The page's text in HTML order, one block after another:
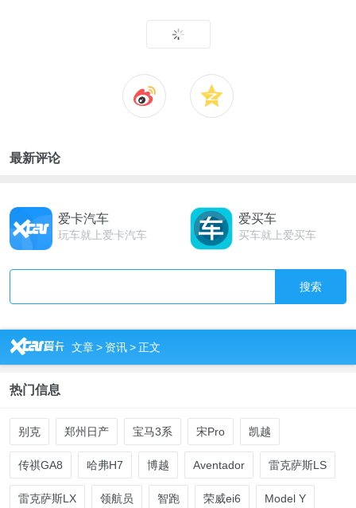
最新评论
爱卡汽车
玩车就上爱卡汽车
爱买车
买车就上爱买车
搜索
R 文章> 资讯>正文
热门信息
别克 郑州日产 宝马3系 宋Pro 凯越
传祺GA8 哈弗H7 博越 Aventador 雷克萨斯LS
雷克萨斯LX 领航员 智跑 荣威ei6 Model Y